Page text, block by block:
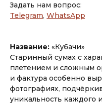
Задать нам вопрос:
Telegram, WhatsApp
Название: «Кубачи»
Старинный сумах с
плетением и сложным
и фактура особенно
фотографиях,
уникальность каждого